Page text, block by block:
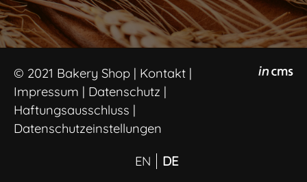
© 2021 Bakery Shop | Kontakt |
Impressum | Datenschutz |
Haftungsausschluss |
Datenschutzeinstellungen
EN DE